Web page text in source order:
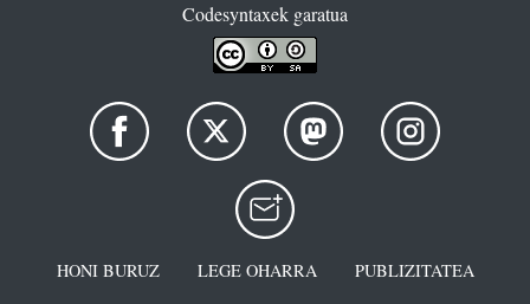
Codesyntaxek garatua
HONI BURUZ LEGE OHARRA
PUBLIZITATEA